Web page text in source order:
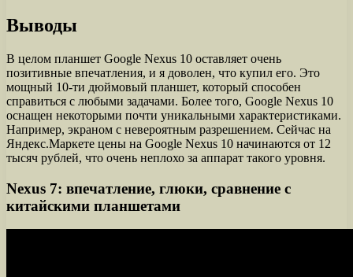
Выводы
В целом планшет Google Nexus 10 оставляет очень
позитивные впечатления, и я доволен, что купил его. Это
мощный 10-ти дюймовый планшет, который способен
справиться с любыми задачами. Более того, Google Nexus 10
оснащен некоторыми почти уникальными характеристиками.
Например, экраном с невероятным разрешением. Сейчас на
Яндекс.Маркете цены на Google Nexus 10 начинаются от 12
тысяч рублей, что очень неплохо за аппарат такого уровня.
Nexus 7: впечатление, глюки, сравнение с
китайскими планшетами